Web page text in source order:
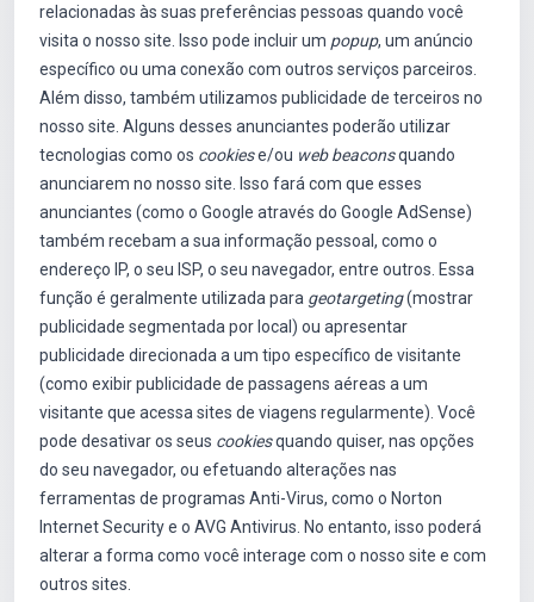
relacionadas às suas preferências pessoas quando você
visita o nosso site. Isso pode incluir um popup, um anúncio
específico ou uma conexão com outros serviços parceiros.
Além disso, também utilizamos publicidade de terceiros no
nosso site. Alguns desses anunciantes poderão utilizar
tecnologias como os cookiese/ou web beaconsquando
anunciarem no nosso site. Isso fará com que esses
anunciantes (como o Google através do Google AdSense)
também recebam a sua informação pessoal, como o
endereço IP, o seu ISP, o seu navegador, entre outros. Essa
função é geralmente utilizada para geotargeting(mostrar
publicidade segmentada por local) ou apresentar
publicidade direcionada a um tipo específico de visitante
(como exibir publicidade de passagens aéreas a um
visitante que acessa sites de viagens regularmente). Você
pode desativar os seus cookiesquando quiser, nas opções
do seu navegador, ou efetuando alterações nas
ferramentas de programas Anti-Virus, como o Norton
Internet Security e o AVG Antivirus. No entanto, isso poderá
alterar a forma como você interage com o nosso site e com
outros sites.